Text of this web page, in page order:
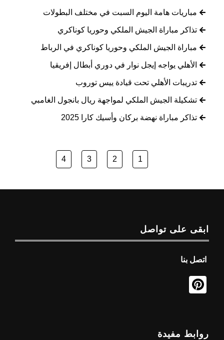
مباريات هامة اليوم السبت في مختلف البطولات
تذاكر مباراة الجيش الملكي وحوريا كوناكري
مباراة الجيش الملكي وحوريا كوناكري في الرباط
الأهلي يواجه إيجل نوار في دوري أبطال إفريقيا
تدريبات الأهلي تحت قيادة ييس توروب
تشكيلة الجيش الملكي لمواجهة ريال بانجول الغامبي
تذاكر مباراة نهضة بركان وأسيك كارا 2025
1
2
3
4
ابقى على تواصل
اتصل بنا
روابط مفيدة